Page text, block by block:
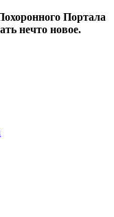
Портала
нечто новое.